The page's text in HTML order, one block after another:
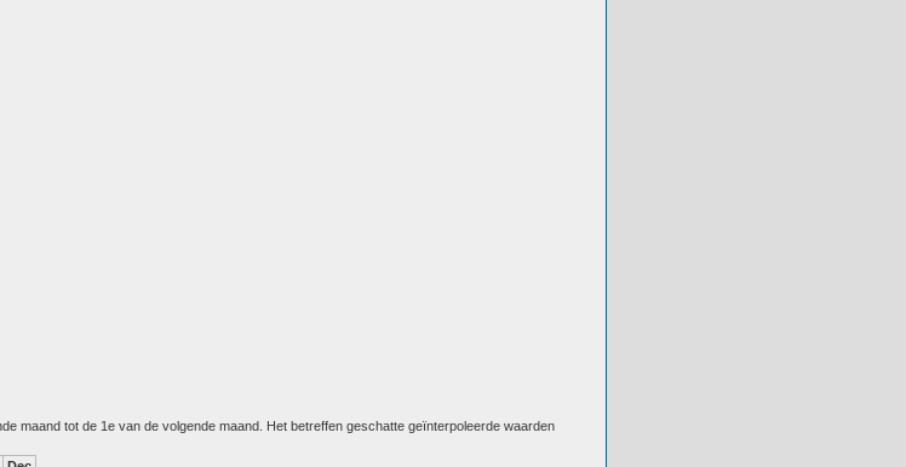
maand tot de 1e van de volgende maand. Het betreffen geschatte geïnterpoleerde waarden